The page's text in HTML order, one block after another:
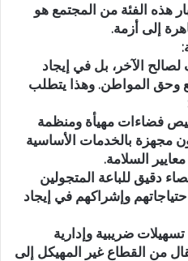
هذه الفئة من المجتمع هو
إلى أزمة.
الآخر، بل في إيجاد
وحق المواطن. وهذا يتطلب
فضاءات مهيأة ومنظمة
مجهزة بالخدمات الأساسية
السلامة.
دقيق للباعة المتجولين
وإشراكهم في إيجاد
ضريبية وإدارية
من القطاع غير المهيكل إلى